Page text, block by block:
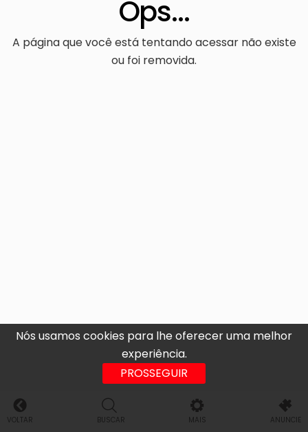
Nós usamos cookies para lhe oferecer uma melhor
experiência.
PROSSEGUIR
Ops...
A página que você está tentando acessar não existe
ou foi removida.
VOLTAR BUSCAR MAIS ANUNCIE